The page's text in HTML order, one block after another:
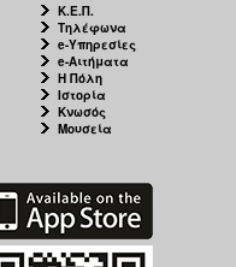
Κ.Ε.Π.
Τηλέφωνα
e-Υπηρεσίες
e-Αιτήματα
Η Πόλη
Ιστορία
Κνωσός
Μουσεία